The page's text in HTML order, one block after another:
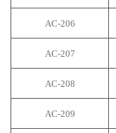
AC-206
AC-207
AC-208
AC-209